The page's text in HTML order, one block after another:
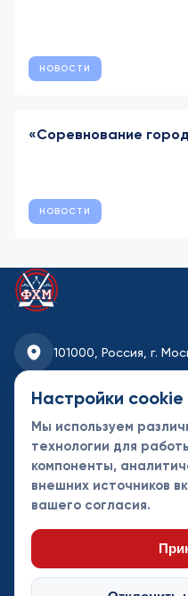
НОВОСТИ
«Соревнование
НОВОСТИ
101000, Россия, г.
fhmoscow@mail.ru
8-495-621-35-95
Новости
Календарь
Настройки cookie
Мы используем
технологии для
компоненты,
внешних источников
вашего согласия.